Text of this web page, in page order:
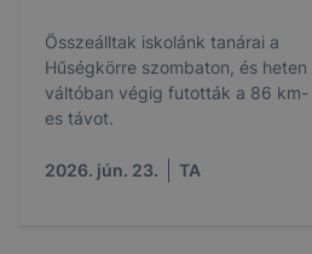
Összeálltak iskolánk tanárai a
Hűségkörre szombaton, és heten
váltóban végig futották a 86 km-
es távot.
2026. jún. 23. TA